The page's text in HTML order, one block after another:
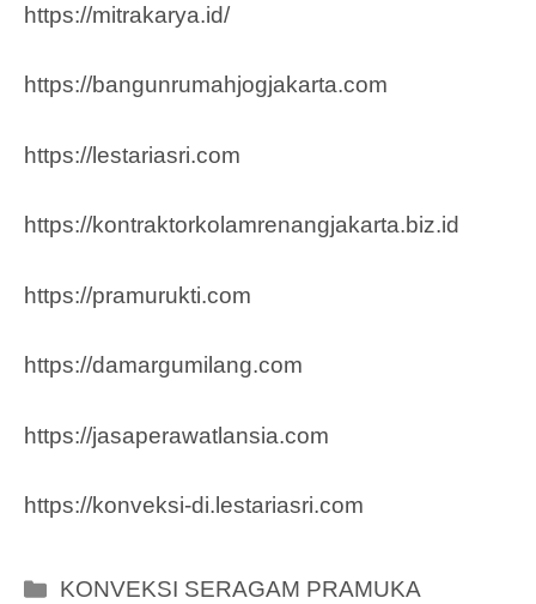
https://mitrakarya.id/
https://bangunrumahjogjakarta.com
https://lestariasri.com
https://kontraktorkolamrenangjakarta.biz.id
https://pramurukti.com
https://damargumilang.com
https://jasaperawatlansia.com
https://konveksi-di.lestariasri.com
Categories
KONVEKSI SERAGAM PRAMUKA